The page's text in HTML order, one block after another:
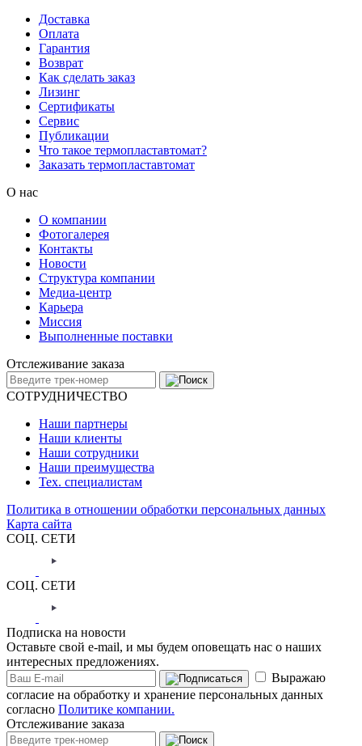
Доставка
Оплата
Гарантия
Возврат
Как сделать заказ
Лизинг
Сертификаты
Сервис
Публикации
Что такое термопластавтомат?
Заказать термопластавтомат
О нас
О компании
Фотогалерея
Контакты
Новости
Структура компании
Медиа-центр
Карьера
Миссия
Выполненные поставки
Отслеживание заказа
СОТРУДНИЧЕСТВО
Наши партнеры
Наши клиенты
Наши сотрудники
Наши преимущества
Тех. специалистам
Политика в отношении обработки персональных данных
Карта сайта
СОЦ. СЕТИ
СОЦ. СЕТИ
Подписка на новости
Оставьте свой e-mail, и мы будем оповещать нас о наших
интересных предложениях.
Выражаю
согласие на обработку и хранение персональных данных
согласно Политике компании.
Отслеживание заказа